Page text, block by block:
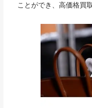
ことができ、高価格買